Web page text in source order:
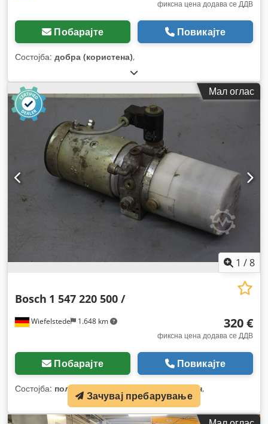
фиксна цена додава се ДДВ
Побарајте Повикајте
Состојба: добра (користена),
Мал оглас
1 /8
Wiefelstede 1.648 km
Bosch 1 547 220 500 /
320 €
фиксна цена додава се ДДВ
Побарајте Повикајте
Состојба: половен, тип на гориво:електричен,
Зачувај пребарување